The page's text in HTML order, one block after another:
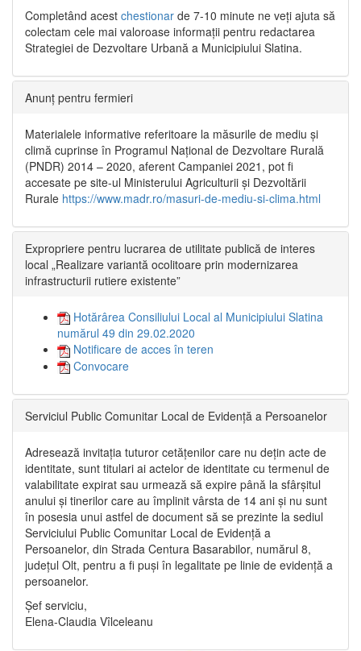
Completând acest chestionar de 7-10 minute ne veți ajuta să
colectam cele mai valoroase informații pentru redactarea
Strategiei de Dezvoltare Urbană a Municipiului Slatina.
Anunț pentru fermieri
Materialele informative referitoare la măsurile de mediu și
climă cuprinse în Programul Național de Dezvoltare Rurală
(PNDR) 2014 – 2020, aferent Campaniei 2021, pot fi
accesate pe site-ul Ministerului Agriculturii și Dezvoltării
Rurale https://www.madr.ro/masuri-de-mediu-si-clima.html
Expropriere pentru lucrarea de utilitate publică de interes
local „Realizare variantă ocolitoare prin modernizarea
infrastructurii rutiere existente”
Hotărârea Consiliului Local al Municipiului Slatina
numărul 49 din 29.02.2020
Notificare de acces în teren
Convocare
Serviciul Public Comunitar Local de Evidență a Persoanelor
Adresează invitația tuturor cetățenilor care nu dețin acte de
identitate, sunt titulari ai actelor de identitate cu termenul de
valabilitate expirat sau urmează să expire până la sfârșitul
anului și tinerilor care au împlinit vârsta de 14 ani și nu sunt
în posesia unui astfel de document să se prezinte la sediul
Serviciului Public Comunitar Local de Evidență a
Persoanelor, din Strada Centura Basarabilor, numărul 8,
județul Olt, pentru a fi puși în legalitate pe linie de evidență a
persoanelor.
Șef serviciu,
Elena-Claudia Vîlceleanu